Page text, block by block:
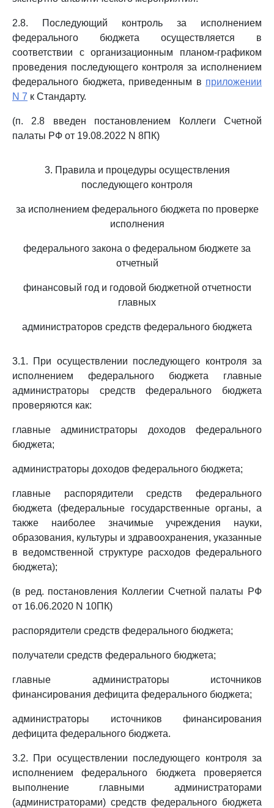
2.8. Последующий контроль за исполнением
федерального бюджета осуществляется в
соответствии с организационным планом-графиком
проведения последующего контроля за исполнением
федерального бюджета, приведенным в приложении
N 7 к Стандарту.
(п. 2.8 введен постановлением Коллеги Счетной
палаты РФ от 19.08.2022 N 8ПК)
3. Правила и процедуры осуществления
последующего контроля
за исполнением федерального бюджета по проверке
исполнения
федерального закона о федеральном бюджете за
отчетный
финансовый год и годовой бюджетной отчетности
главных
администраторов средств федерального бюджета
3.1. При осуществлении последующего контроля за
исполнением федерального бюджета главные
администраторы средств федерального бюджета
проверяются как:
главные администраторы доходов федерального
бюджета;
администраторы доходов федерального бюджета;
главные распорядители средств федерального
бюджета (федеральные государственные органы, а
также наиболее значимые учреждения науки,
образования, культуры и здравоохранения, указанные
в ведомственной структуре расходов федерального
бюджета);
(в ред. постановления Коллегии Счетной палаты РФ
от 16.06.2020 N 10ПК)
распорядители средств федерального бюджета;
получатели средств федерального бюджета;
главные администраторы источников
финансирования дефицита федерального бюджета;
администраторы источников финансирования
дефицита федерального бюджета.
3.2. При осуществлении последующего контроля за
исполнением федерального бюджета проверяется
выполнение главными администраторами
(администраторами) средств федерального бюджета